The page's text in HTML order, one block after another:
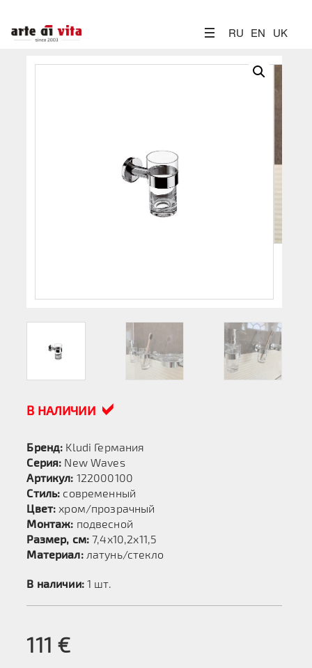
RU EN UK
В НАЛИЧИИ
Бренд: Kludi Германия
Серия: New Waves
Артикул: 122000100
Стиль: современный
Цвет: хром/прозрачный
Монтаж: подвесной
Размер, см: 7,4х10,2х11,5
Материал:латунь/стекло
В наличии:1 шт.
111 €